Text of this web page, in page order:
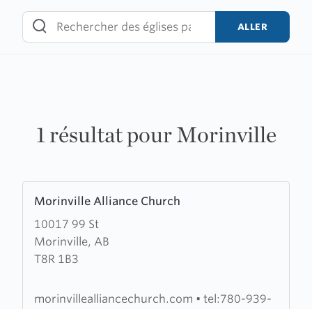
content
ALLER
1 résultat pour Morinville
Morinville Alliance Church
10017 99 St
Morinville, AB
T8R 1B3
more
about
Morinville
Alliance
morinvillealliancechurch.com • tel:780-939-